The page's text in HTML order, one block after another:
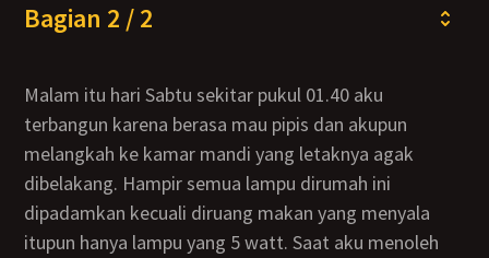
Bagian 2 / 2
Malam itu hari Sabtu sekitar pukul 01.40 aku
terbangun karena berasa mau pipis dan akupun
melangkah ke kamar mandi yang letaknya agak
dibelakang. Hampir semua lampu dirumah ini
dipadamkan kecuali diruang makan yang menyala
itupun hanya lampu yang 5 watt. Saat aku menoleh